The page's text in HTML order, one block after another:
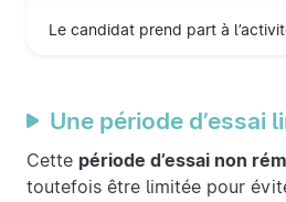
Le candidat prend part à
Une période d’essai
Cette période d’essai non
toutefois être limitée pour